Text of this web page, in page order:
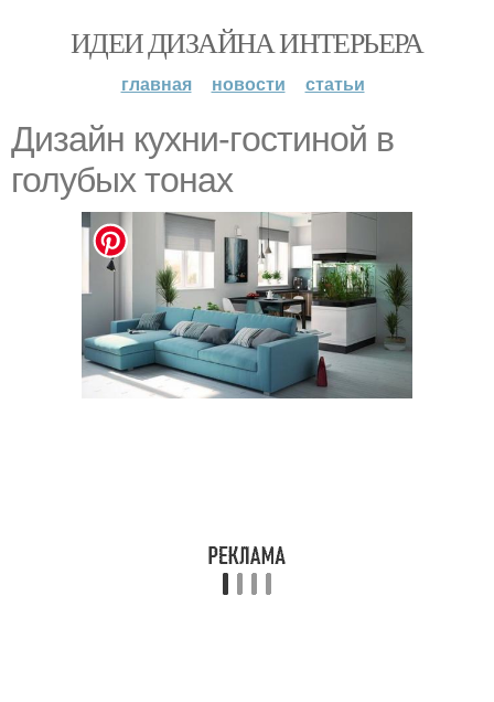
ИДЕИ ДИЗАЙНА ИНТЕРЬЕРА
главная новости статьи
Дизайн кухни-гoстиной в
голубых тонах